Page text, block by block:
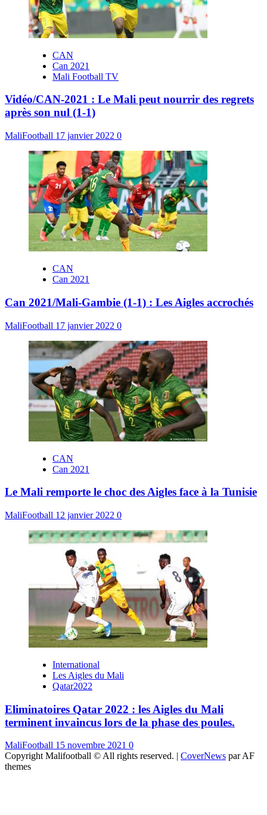
CAN
Can 2021
Mali Football TV
Vidéo/CAN-2021 : Le Mali peut nourrir des regrets
après son nul (1-1)
MaliFootball 17 janvier 2022 0
CAN
Can 2021
Can 2021/Mali-Gambie (1-1) : Les Aigles accrochés
MaliFootball 17 janvier 2022 0
CAN
Can 2021
Le Mali remporte le choc des Aigles face à la Tunisie
MaliFootball 12 janvier 2022 0
International
Les Aigles du Mali
Qatar2022
Eliminatoires Qatar 2022 : les Aigles du Mali
terminent invaincus lors de la phase des poules.
MaliFootball 15 novembre 2021 0
Copyright Malifootball © All rights reserved. | CoverNews par AF
themes